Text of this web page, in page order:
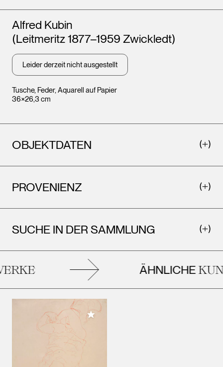
Tusche, Feder, Aquarell auf Papier
36×26,3 cm
Künstler*innen
Alfred Kubin
(Leitmeritz 1877–1959 Zwickledt)
Leider derzeit nicht ausgestellt
OBJEKTDATEN
PROVENIENZ
SUCHE IN DER SAMMLUNG
ÄHNLICHE
Meiner Sammlung hinzufügen